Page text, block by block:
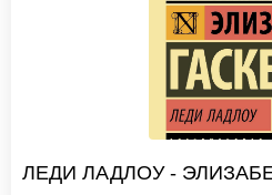
ЛЕДИ ЛАДЛОУ -